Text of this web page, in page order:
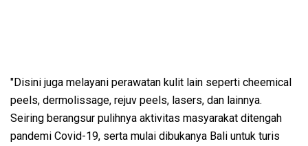
"Disini juga melayani perawatan kulit lain seperti cheemical
peels, dermolissage, rejuv peels, lasers, dan lainnya.
Seiring berangsur pulihnya aktivitas masyarakat ditengah
pandemi Covid-19, serta mulai dibukanya Bali untuk turis